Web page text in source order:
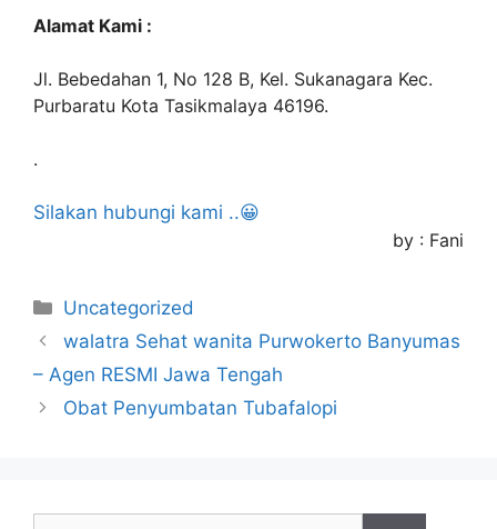
Alamat Kami :
Jl. Bebedahan 1, No 128 B, Kel. Sukanagara Kec.
Purbaratu Kota Tasikmalaya 46196.
.
Silakan hubungi kami ..😀
by : Fani
C
a
e
g
Uncategorized
walatra Sehat wanita Purwokerto Banyumas
– Agen RESMI Jawa Tengah
Obat Penyumbatan Tubafalopi